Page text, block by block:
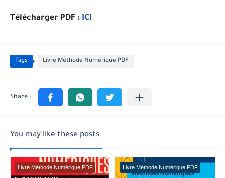
Télécharger PDF : ICI
Tags Livre Méthode Numérique PDF
You may like these posts
Livre Méthode Numérique PDF Livre Méthode Numérique PDF